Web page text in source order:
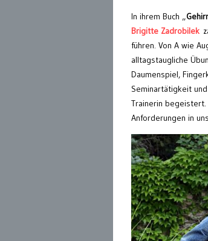
In ihrem Buch „
Brigitte Zadrobilek
führen. Von A wie
alltagstaugliche
Daumenspiel,
Seminartätigkeit
Trainerin
Anforderungen in